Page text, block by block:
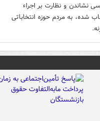
نشاندن و نظارت بر اجراء
شده، به مردم حوزه انتخاباتی